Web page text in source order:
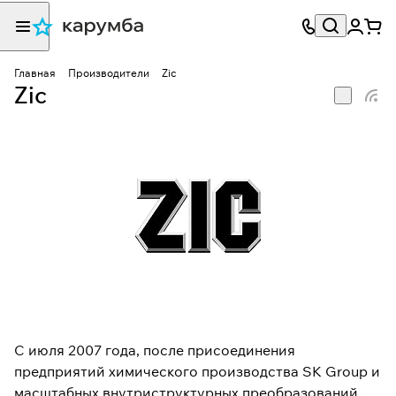
Главная Производители Zic
Zic
C июля 2007 года, после присоединения
предприятий химического производства SK Group и
масштабных внутриструктурных преобразований,